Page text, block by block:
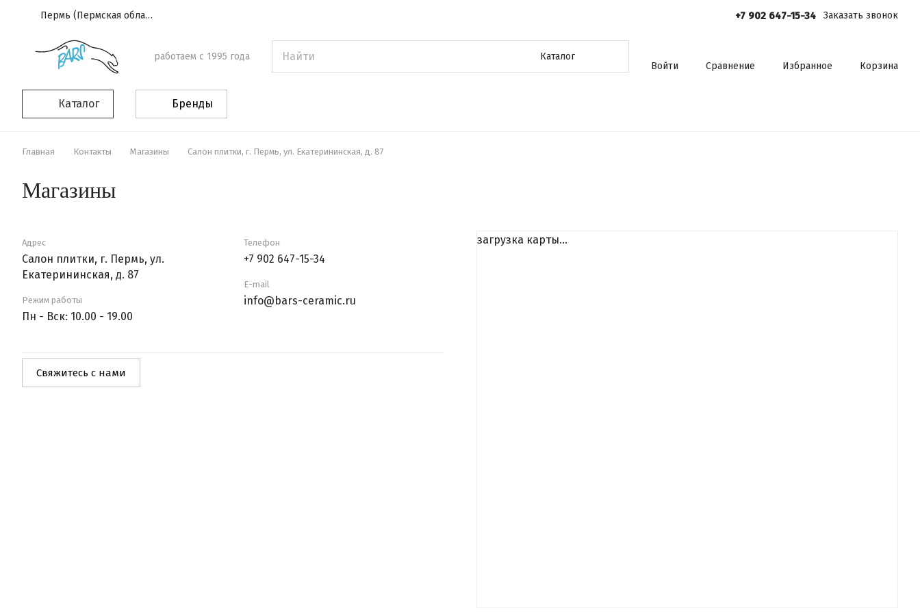
Пермь (Пермская область) +7 902 647-15-34 Заказать звонок
работаем с 1995 года Каталог
Войти Сравнение Избранное Корзина
Каталог Бренды
Главная Контакты Магазины Салон плитки, г. Пермь, ул. Екатерининская, д. 87
Магазины
Адрес
Салон плитки, г. Пермь, ул.
Екатерининская, д. 87
Режим работы
Пн - Вск: 10.00 - 19.00
Телефон
+7 902 647-15-34
E-mail
info@bars-ceramic.ru
Свяжитесь с нами
загрузка карты...